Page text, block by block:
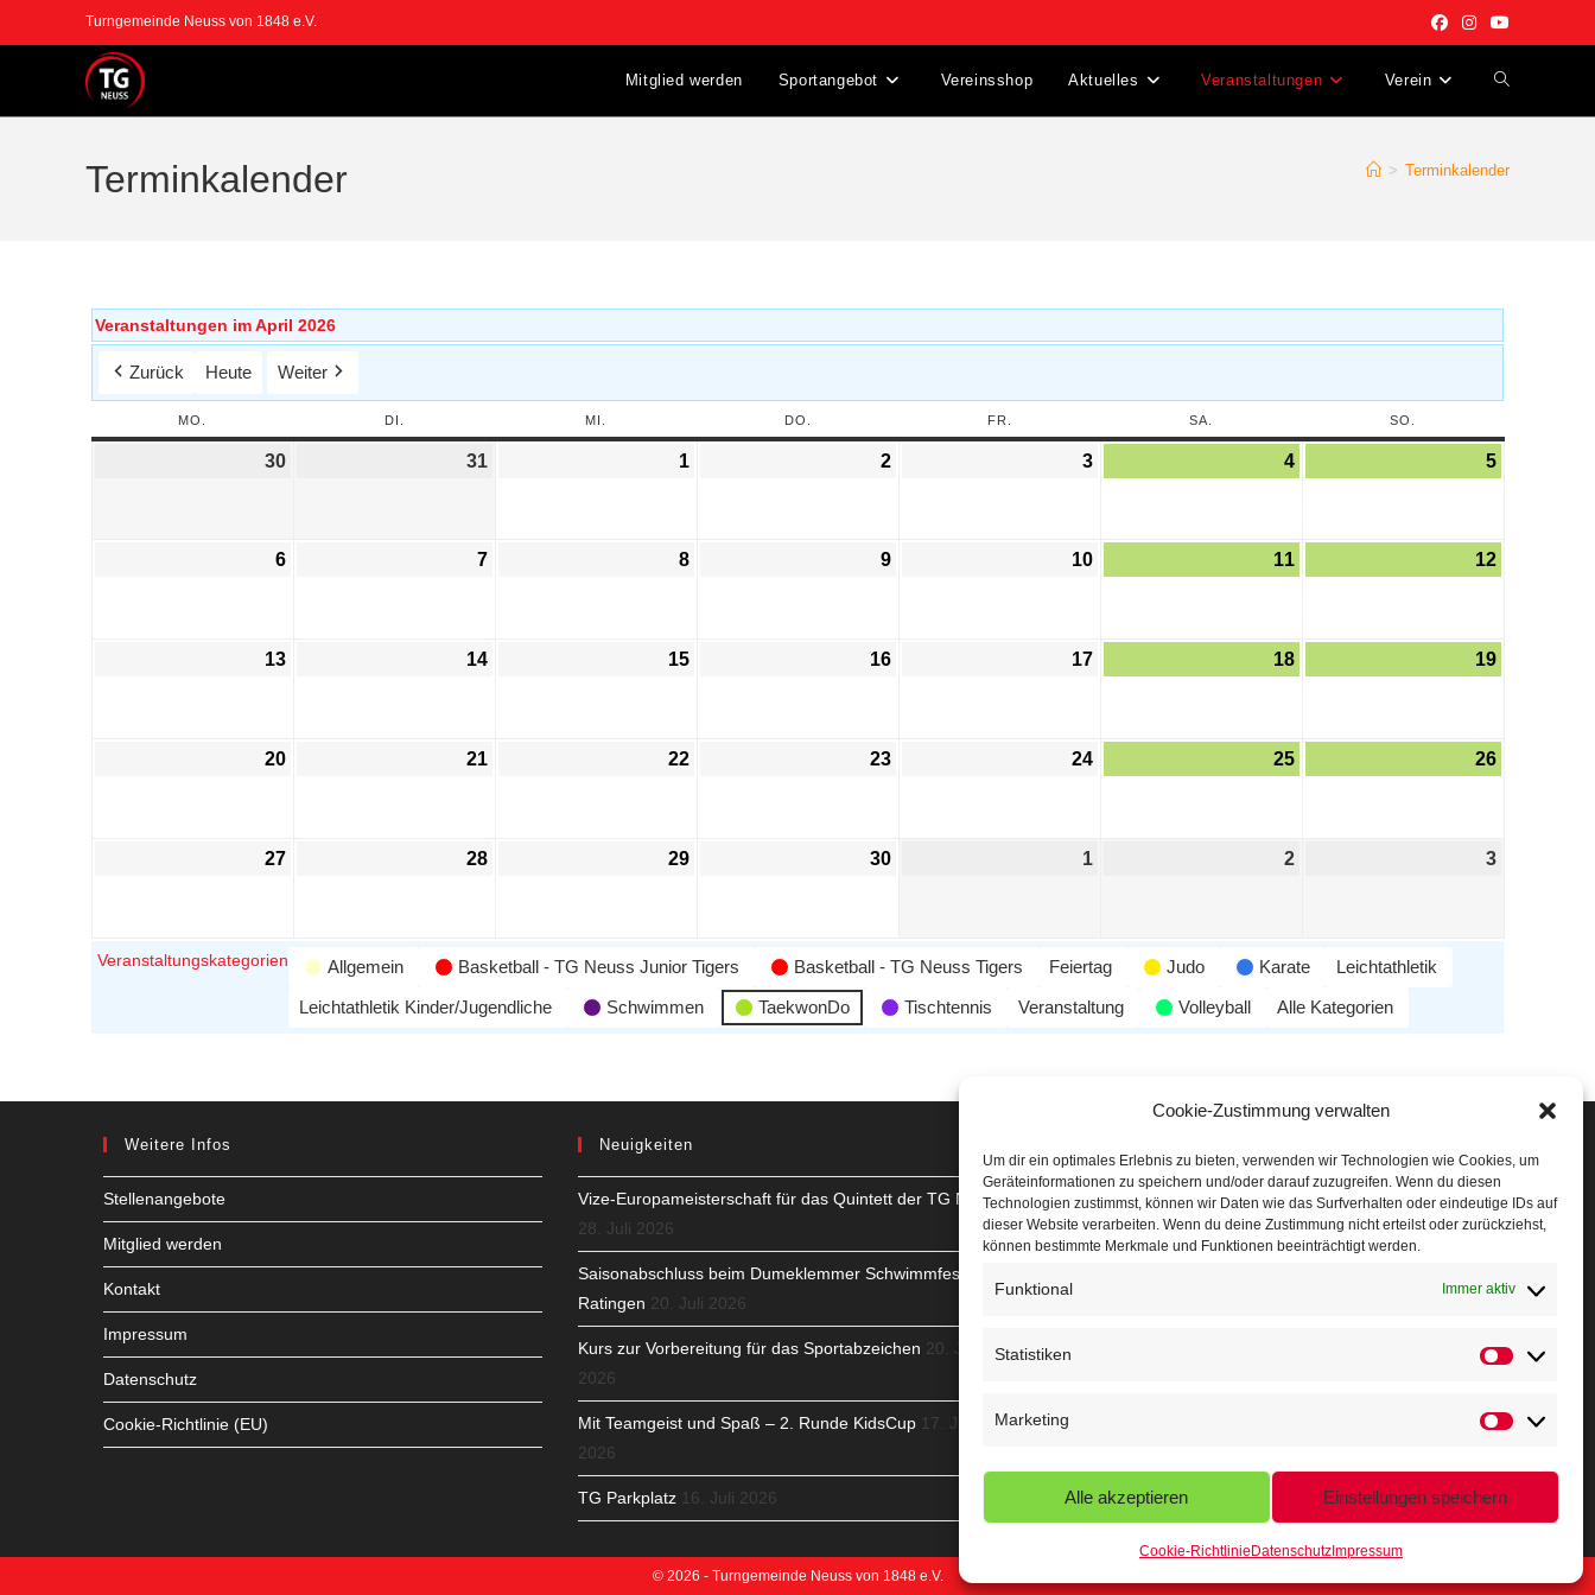
Cookie-Zustimmung verwalten
Um dir ein optimales Erlebnis zu bieten, verwenden wir Technologien wie Cookies, um
Geräteinformationen zu speichern und/oder darauf zuzugreifen. Wenn du diesen
Technologien zustimmst, können wir Daten wie das Surfverhalten oder eindeutige IDs auf
dieser Website verarbeiten. Wenn du deine Zustimmung nicht erteilst oder zurückziehst,
können bestimmte Merkmale und Funktionen beeinträchtigt werden.
Funktional Immer aktiv
Statistiken
Marketing
Alle akzeptieren Einstellungen speichern
Cookie-Richtlinie DatenschutzImpressum
Turngemeinde Neuss von 1848 e.V.
Mitglied werden Sportangebot Vereinsshop Aktuelles Veranstaltungen Verein
Terminkalender > Terminkalender
Veranstaltungen im April 2026
Zurück Heute Weiter
MO. DI. MI. DO. FR. SA. SO.
30 31 1 2 3 4 5
6 7 8 9 10 11 12
13 14 15 16 17 18 19
20 21 22 23 24 25 26
27 28 29 30 1 2 3
Veranstaltungskategorien Allgemein Basketball - TG Neuss Junior Tigers Basketball - TG Neuss Tigers Feiertag Judo Karate
Leichtathletik
Leichtathletik Kinder/Jugendliche
Schwimmen TaekwonDo Tischtennis Veranstaltung Volleyball Alle Kategorien
Weitere Infos
Stellenangebote
Mitglied werden
Kontakt
Impressum
Datenschutz
Cookie-Richtlinie (EU)
Neuigkeiten
Vize-Europameisterschaft für das Quintett der TG Neuss
28. Juli 2026
Saisonabschluss beim Dumeklemmer Schwimmfest in
Ratingen 20. Juli 2026
Kurs zur Vorbereitung für das Sportabzeichen 20. Juli
2026
Mit Teamgeist und Spaß – 2. Runde KidsCup 17. Juli
2026
TG Parkplatz 16. Juli 2026
Höffner Run
Schnuppertag
Terminkalender
Nikolaus-Crosslauf
Capoeira Camp
© 2026 - Turngemeinde Neuss von 1848 e.V.